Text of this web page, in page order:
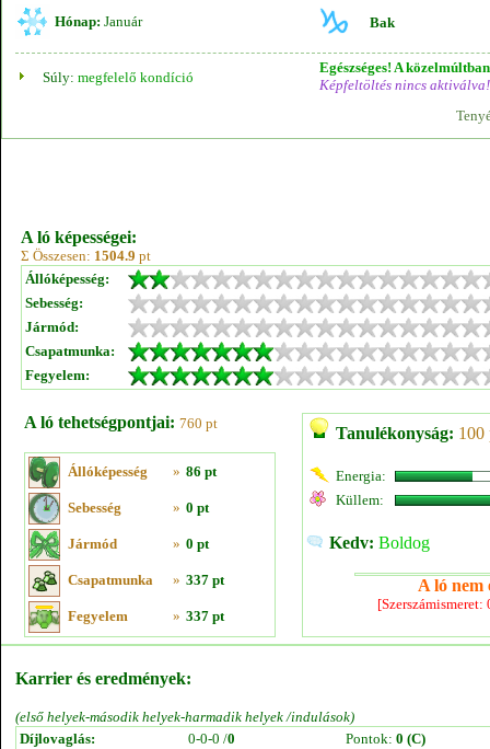
Hónap: Január Bak
Súly: megfelelő kondíció
Egészséges! A
Képfeltöltés nincs aktiválva!
A ló képességei:
Σ Összesen: 1504.9 pt
Állóképesség:
Sebesség:
Jármód:
Csapatmunka:
Fegyelem:
A ló tehetségpontjai: 760 pt
Állóképesség » 86 pt
Sebesség » 0 pt
Jármód » 0 pt
Csapatmunka » 337 pt
Fegyelem » 337 pt
Tanulékonyság: 100
Energia:
Küllem:
Kedv: Boldog
A ló nem
Karrier és eredmények:
(első helyek-második helyek-harmadik helyek /indulások)
Díjlovaglás:
0-0-0 /0 Pontok: 0 (C)